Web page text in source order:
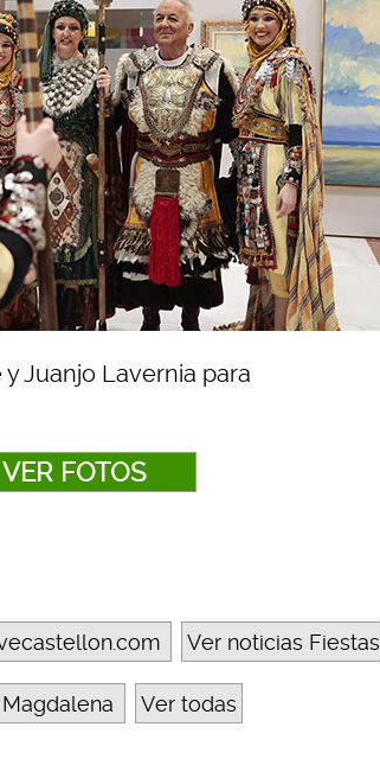
Juanjo Lavernia para
VER FOTOS
Ver noticias Fiestas
Ver todas